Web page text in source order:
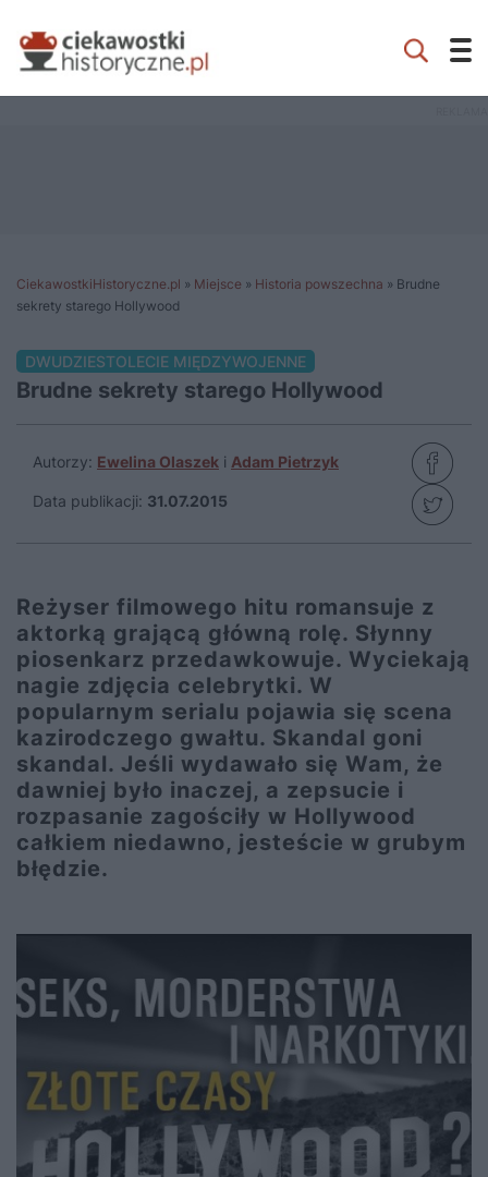
CiekawostkiHistoryczne.pl » Miejsce » Historia powszechna » Brudne
sekrety starego Hollywood
DWUDZIESTOLECIE MIĘDZYWOJENNE
Brudne sekrety starego Hollywood
Autorzy: Ewelina Olaszek i Adam Pietrzyk
Data publikacji: 31.07.2015
Reżyser filmowego hitu romansuje z
aktorką grającą główną rolę. Słynny
piosenkarz przedawkowuje. Wyciekają
nagie zdjęcia celebrytki. W
popularnym serialu pojawia się scena
kazirodczego gwałtu. Skandal goni
skandal. Jeśli wydawało się Wam, że
dawniej było inaczej, a zepsucie i
rozpasanie zagościły w Hollywood
całkiem niedawno, jesteście w grubym
błędzie.